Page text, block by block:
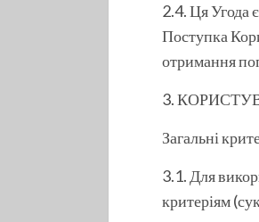
2.4. Ця Угода
Поступка
отримання
3.
Загальні
3.1. Для
критеріям